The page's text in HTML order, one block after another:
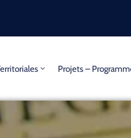
Projets –